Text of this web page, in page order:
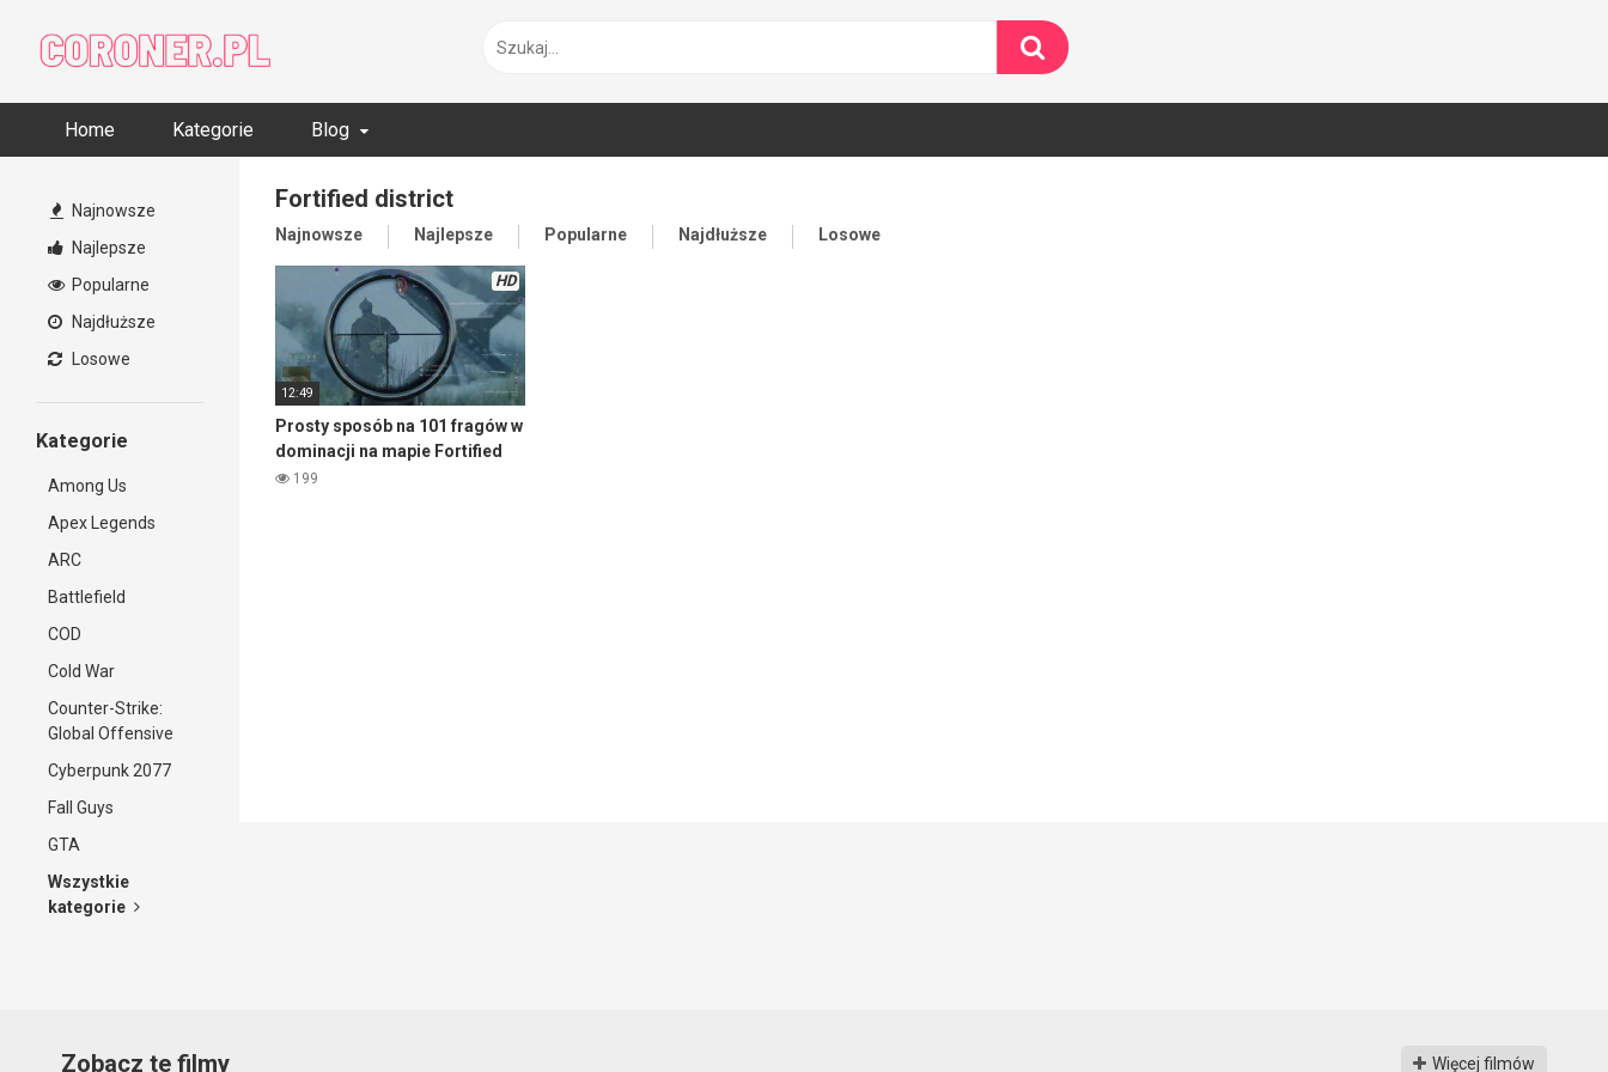
content
Home Kategorie Blog
Najnowsze
Najlepsze
Popularne
Najdłuższe
Losowe
Kategorie
Among Us
Apex Legends
ARC
Battlefield
COD
Cold War
Counter-Strike:
Global Offensive
Cyberpunk 2077
Fall Guys
GTA
Wszystkie
kategorie
Fortified district
Najnowsze Najlepsze Popularne Najdłuższe Losowe
HD
12:49
Prosty sposób na 101 fragów w
dominacji na mapie Fortified
district – Enlisted
199
Zobacz te filmy Więcej filmów